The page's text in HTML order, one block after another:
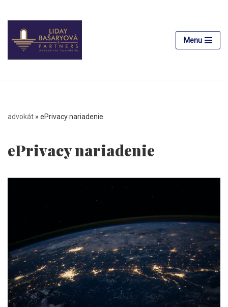
Preskočiť
na
obsah
Menu
advokát » ePrivacy nariadenie
ePrivacy nariadenie